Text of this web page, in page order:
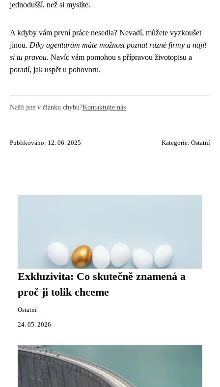
jednodušší, než si myslíte.
A kdyby vám první práce nesedla? Nevadí, můžete vyzkoušet
jinou. Díky agenturám máte možnost poznat různé firmy a najít
si tu pravou. Navíc vám pomohou s přípravou životopisu a
poradí, jak uspět u pohovoru.
Našli jste v článku chybu?Kontaktujte nás
Publikováno: 12. 06. 2025 Kategorie: Ostatní
Exkluzivita: Co skutečně znamená a
proč ji tolik chceme
Ostatní
24. 05. 2026